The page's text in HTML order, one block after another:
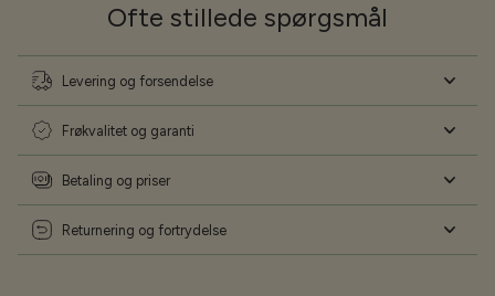
Ofte stillede spørgsmål
Levering og forsendelse
Frøkvalitet og garanti
Betaling og priser
Returnering og fortrydelse